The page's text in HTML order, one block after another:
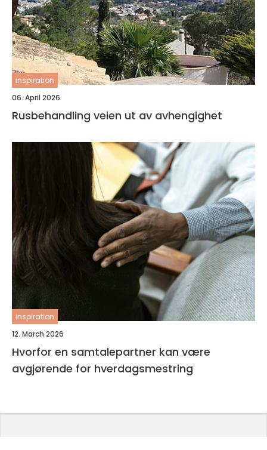
inspiration
06. April 2026
Rusbehandling veien ut av avhengighet
inspiration
12. March 2026
Hvorfor en samtalepartner kan være
avgjørende for hverdagsmestring